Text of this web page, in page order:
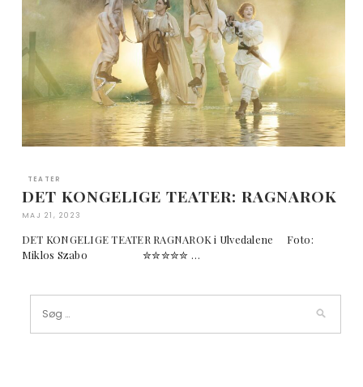
TEATER
DET KONGELIGE TEATER: RAGNAROK
MAJ 21, 2023
DET KONGELIGE TEATER RAGNAROK i Ulvedalene Foto:
Miklos Szabo ✮✮✮✮✮ …